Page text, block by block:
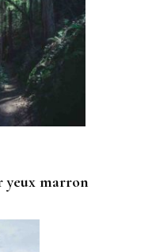
yeux marron